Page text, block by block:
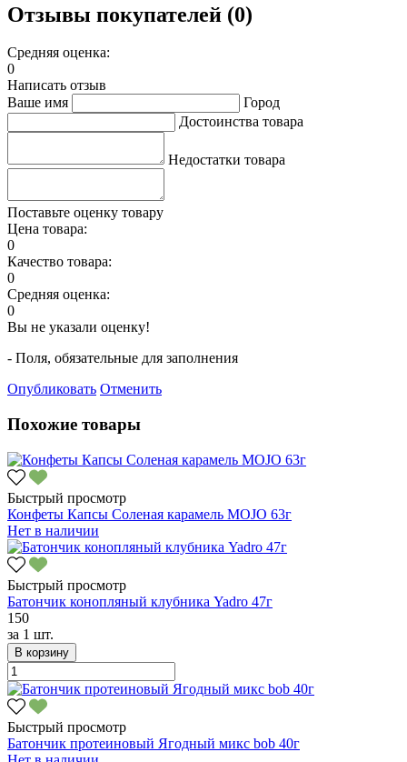
Отзывы покупателей (0)
Средняя оценка:
0
Написать отзыв
Ваше имя
Город
Достоинства товара
Недостатки товара
Поставьте оценку товару
Цена товара:
0
Качество товара:
0
Средняя оценка:
0
Вы не указали оценку!
- Поля, обязательные для заполнения
Опубликовать Отменить
Похожие товары
Быстрый просмотр
Конфеты Капсы Соленая карамель MOJO 63г
Нет в наличии
Быстрый просмотр
Батончик конопляный клубника Yadro 47г
150
за 1 шт.
В корзину
Быстрый просмотр
Батончик протеиновый Ягодный микс bob 40г